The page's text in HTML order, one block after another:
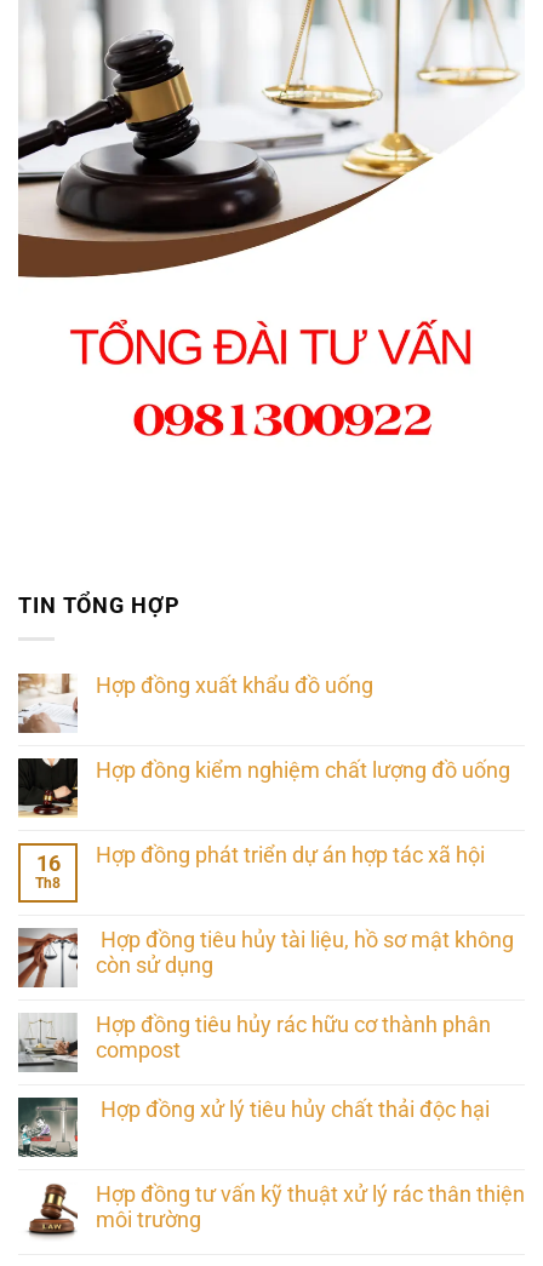
TIN TỔNG HỢP
Hợp đồng xuất khẩu đồ uống
Hợp đồng kiểm nghiệm chất lượng đồ uống
16
Th8
Hợp đồng phát triển dự án hợp tác xã hội
Hợp đồng tiêu hủy tài liệu, hồ sơ mật không
còn sử dụng
Hợp đồng tiêu hủy rác hữu cơ thành phân
compost
Hợp đồng xử lý tiêu hủy chất thải độc hại
Hợp đồng tư vấn kỹ thuật xử lý rác thân thiện
môi trường